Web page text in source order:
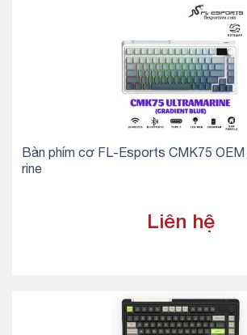
Bàn phím cơ FL-Esports CMK75
rine
Liên hệ